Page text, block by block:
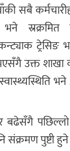
सबै
स्रक्रमित
ट्रेसिङ
उक्त शाखा
बढेसँगै
संक्रमण पुष्टी